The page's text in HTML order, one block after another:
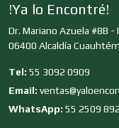
Clubes
Cocinas
!Ya lo Encontré!
Dr. Mariano Azuela #8B -
06400 Alcaldía
Tel: 55 3092 0909
Email:
WhatsApp: 55 2509